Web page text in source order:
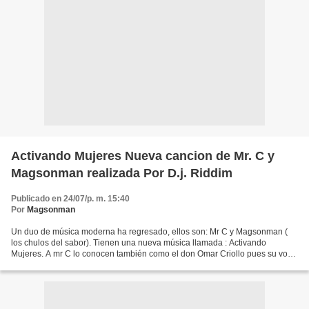
Activando Mujeres Nueva cancion de Mr. C y
Magsonman realizada Por D.j. Riddim
Publicado en 24/07/p. m. 15:40
Por Magsonman
Un duo de música moderna ha regresado, ellos son: Mr C y Magsonman (
los chulos del sabor). Tienen una nueva música llamada : Activando
Mujeres. A mr C lo conocen también como el don Omar Criollo pues su voz